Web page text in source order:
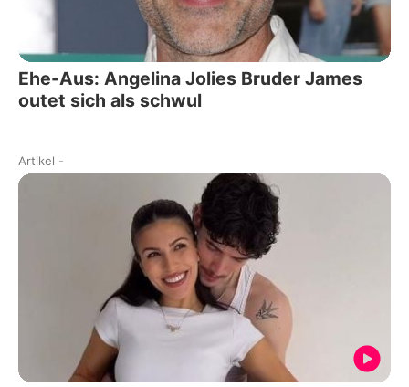
Ehe-Aus: Angelina Jolies Bruder James
outet sich als schwul
Artikel -